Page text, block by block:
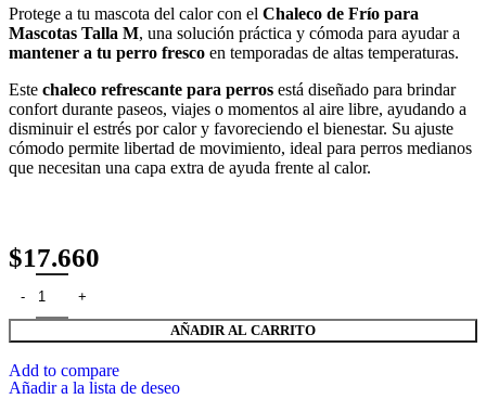
Protege a tu mascota del calor con el Chaleco de Frío para
Mascotas Talla M, una solución práctica y cómoda para ayudar a
mantener a tu perro fresco en temporadas de altas temperaturas.
Este chaleco refrescante para perros está diseñado para brindar
confort durante paseos, viajes o momentos al aire libre, ayudando a
disminuir el estrés por calor y favoreciendo el bienestar. Su ajuste
cómodo permite libertad de movimiento, ideal para perros medianos
que necesitan una capa extra de ayuda frente al calor.
$17.660
AÑADIR AL CARRITO
Add to compare
Añadir a la lista de deseo